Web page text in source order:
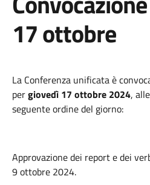
17 ottobre
La Conferenza unificata è
pergiovedì 17 ottobre 2024, alle
seguente ordine del giorno:
Approvazione dei report e dei
9 ottobre 2024.